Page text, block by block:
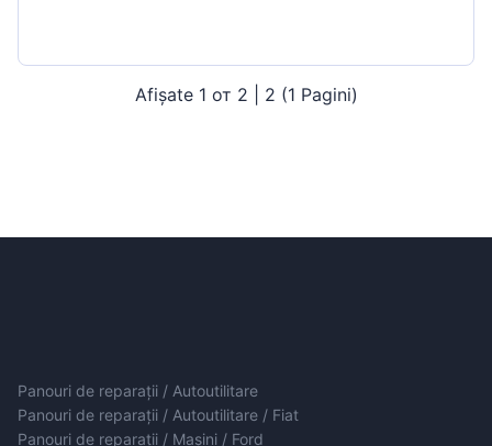
Afișate 1 от 2 | 2 (1 Pagini)
Panouri de reparații / Autoutilitare
Panouri de reparații / Autoutilitare / Fiat
Panouri de reparații / Mașini / Ford